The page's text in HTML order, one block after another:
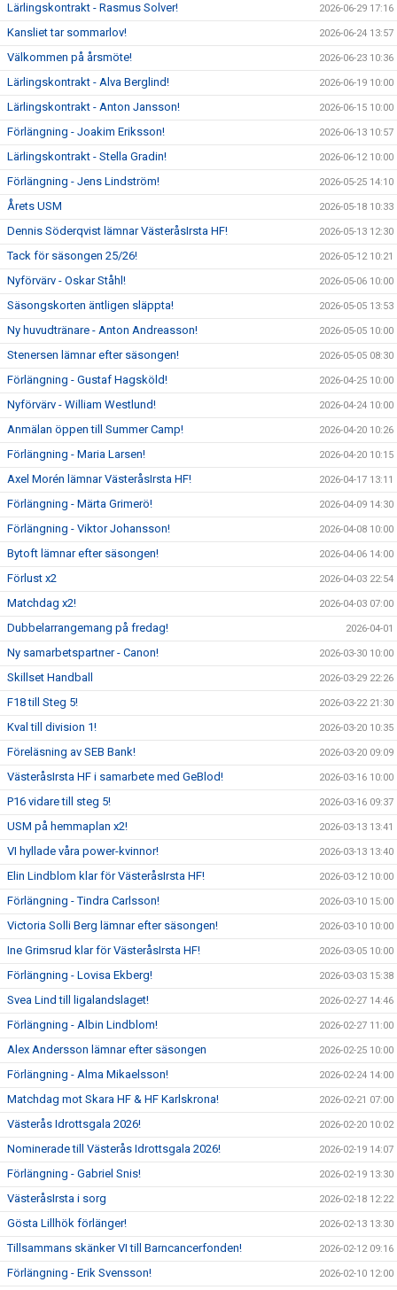
Lärlingskontrakt - Rasmus Solver! 2026-06-29 17:16
Kansliet tar sommarlov! 2026-06-24 13:57
Välkommen på årsmöte! 2026-06-23 10:36
Lärlingskontrakt - Alva Berglind! 2026-06-19 10:00
Lärlingskontrakt - Anton Jansson! 2026-06-15 10:00
Förlängning - Joakim Eriksson! 2026-06-13 10:57
Lärlingskontrakt - Stella Gradin! 2026-06-12 10:00
Förlängning - Jens Lindström! 2026-05-25 14:10
Årets USM 2026-05-18 10:33
Dennis Söderqvist lämnar VästeråsIrsta HF! 2026-05-13 12:30
Tack för säsongen 25/26! 2026-05-12 10:21
Nyförvärv - Oskar Ståhl! 2026-05-06 10:00
Säsongskorten äntligen släppta! 2026-05-05 13:53
Ny huvudtränare - Anton Andreasson! 2026-05-05 10:00
Stenersen lämnar efter säsongen! 2026-05-05 08:30
Förlängning - Gustaf Hagsköld! 2026-04-25 10:00
Nyförvärv - William Westlund! 2026-04-24 10:00
Anmälan öppen till Summer Camp! 2026-04-20 10:26
Förlängning - Maria Larsen! 2026-04-20 10:15
Axel Morén lämnar VästeråsIrsta HF! 2026-04-17 13:11
Förlängning - Märta Grimerö! 2026-04-09 14:30
Förlängning - Viktor Johansson! 2026-04-08 10:00
Bytoft lämnar efter säsongen! 2026-04-06 14:00
Förlust x2 2026-04-03 22:54
Matchdag x2! 2026-04-03 07:00
Dubbelarrangemang på fredag! 2026-04-01
Ny samarbetspartner - Canon! 2026-03-30 10:00
Skillset Handball 2026-03-29 22:26
F18 till Steg 5! 2026-03-22 21:30
Kval till division 1! 2026-03-20 10:35
Föreläsning av SEB Bank! 2026-03-20 09:09
VästeråsIrsta HF i samarbete med GeBlod! 2026-03-16 10:00
P16 vidare till steg 5! 2026-03-16 09:37
USM på hemmaplan x2! 2026-03-13 13:41
VI hyllade våra power-kvinnor! 2026-03-13 13:40
Elin Lindblom klar för VästeråsIrsta HF! 2026-03-12 10:00
Förlängning - Tindra Carlsson! 2026-03-10 15:00
Victoria Solli Berg lämnar efter säsongen! 2026-03-10 10:00
Ine Grimsrud klar för VästeråsIrsta HF! 2026-03-05 10:00
Förlängning - Lovisa Ekberg! 2026-03-03 15:38
Svea Lind till ligalandslaget! 2026-02-27 14:46
Förlängning - Albin Lindblom! 2026-02-27 11:00
Alex Andersson lämnar efter säsongen 2026-02-25 10:00
Förlängning - Alma Mikaelsson! 2026-02-24 14:00
Matchdag mot Skara HF & HF Karlskrona! 2026-02-21 07:00
Västerås Idrottsgala 2026! 2026-02-20 10:02
Nominerade till Västerås Idrottsgala 2026! 2026-02-19 14:07
Förlängning - Gabriel Snis! 2026-02-19 13:30
VästeråsIrsta i sorg 2026-02-18 12:22
Gösta Lillhök förlänger! 2026-02-13 13:30
Tillsammans skänker VI till Barncancerfonden! 2026-02-12 09:16
Förlängning - Erik Svensson! 2026-02-10 12:00